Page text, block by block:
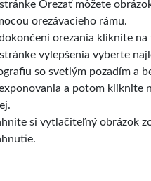
Orezať môžete
orezávacieho rámu.
orezania kliknite
vylepšenia vyberte
so svetlým pozadím a
a potom kliknite
si vytlačiteľný obrázok